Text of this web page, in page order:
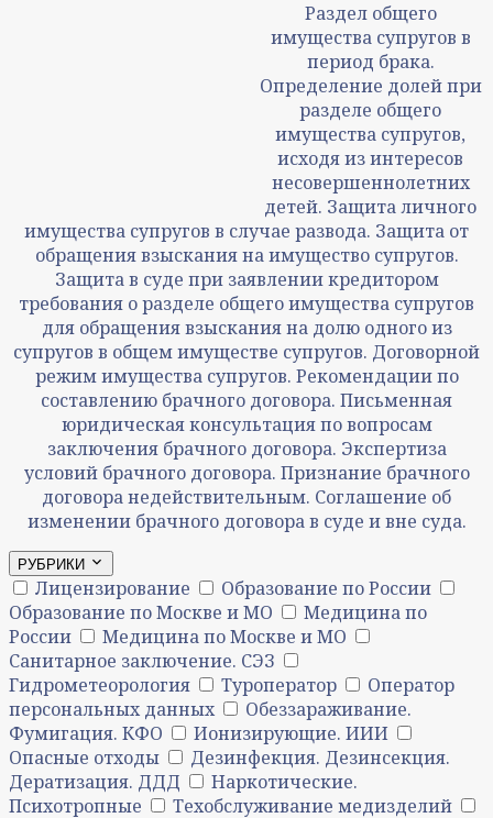
Раздел общего
имущества супругов в
период брака.
Определение долей при
разделе общего
имущества супругов,
исходя из интересов
несовершеннолетних
детей. Защита личного
имущества супругов в случае развода. Защита от
обращения взыскания на имущество супругов.
Защита в суде при заявлении кредитором
требования о разделе общего имущества супругов
для обращения взыскания на долю одного из
супругов в общем имуществе супругов. Договорной
режим имущества супругов. Рекомендации по
составлению брачного договора. Письменная
юридическая консультация по вопросам
заключения брачного договора. Экспертиза
условий брачного договора. Признание брачного
договора недействительным. Соглашение об
изменении брачного договора в суде и вне суда.
РУБРИКИ
Лицензирование
Образование по России
Образование по Москве и МО
Медицина по
России
Медицина по Москве и МО
Санитарное заключение. СЭЗ
Гидрометеорология
Туроператор
Оператор
персональных данных
Обеззараживание.
Фумигация. КФО
Ионизирующие. ИИИ
Опасные отходы
Дезинфекция. Дезинсекция.
Дератизация. ДДД
Наркотические.
Психотропные
Техобслуживание медизделий